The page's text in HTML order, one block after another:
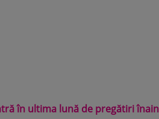
în ultima lună de pregătiri